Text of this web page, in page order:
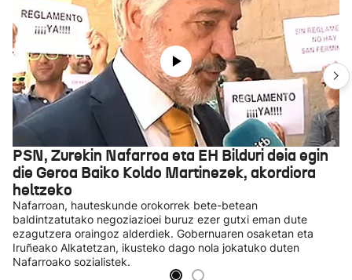
PSN, Zurekin Nafarroa eta EH Bilduri deia egin
die Geroa Baiko Koldo Martinezek, akordiora
heltzeko
Nafarroan, hauteskunde orokorrek bete-betean
baldintzatutako negoziazioei buruz ezer gutxi eman dute
ezagutzera oraingoz alderdiek. Gobernuaren osaketan eta
Iruñeako Alkatetzan, ikusteko dago nola jokatuko duten
Nafarroako sozialistek.